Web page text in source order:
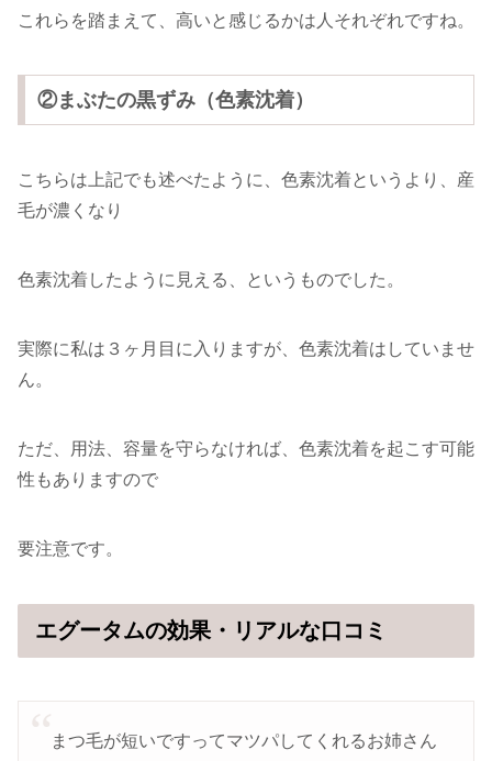
これらを踏まえて、高いと感じるかは人それぞれですね。
②まぶたの黒ずみ（色素沈着）
こちらは上記でも述べたように、色素沈着というより、産
毛が濃くなり
色素沈着したように見える、というものでした。
実際に私は３ヶ月目に入りますが、色素沈着はしていませ
ん。
ただ、用法、容量を守らなければ、色素沈着を起こす可能
性もありますので
要注意です。
エグータムの効果・リアルな口コミ
まつ毛が短いですってマツパしてくれるお姉さん